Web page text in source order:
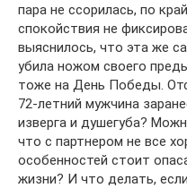
пара не ссорилась, по
спокойствия не
выяснилось, что эта же
убила ножом своего
тоже на День Победы.
72-летний мужчина
изверга и душегуба?
что с партнером не все
особенностей стоит
жизни? И что делать,